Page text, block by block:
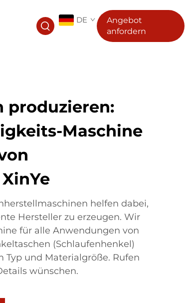
DE
Angebot
anfordern
produzieren:
Maschine
helfen dabei,
Hersteller zu erzeugen. Wir
für alle Anwendungen von
(Schlaufenhenkel)
Typ und Materialgröße. Rufen
wünschen.